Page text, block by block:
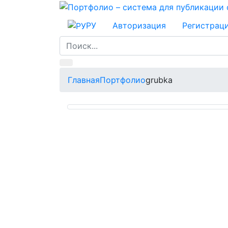
РУ Авторизация
ГлавнаяПортфолиоgrubka